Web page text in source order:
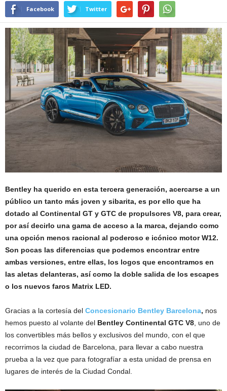
Facebook Twitter
Bentley ha querido en esta tercera generación, acercarse a un
público un tanto más joven y sibarita, es por ello que ha
dotado al Continental GT y GTC de propulsores V8, para crear,
por así decirlo una gama de acceso a la marca, dejando como
una opción menos racional al poderoso e icónico motor W12.
Son pocas las diferencias que podemos encontrar entre
ambas versiones, entre ellas, los logos que encontramos en
las aletas delanteras, así como la doble salida de los escapes
o los nuevos faros Matrix LED.
Gracias a la cortesía del Concesionario Bentley Barcelona, nos
hemos puesto al volante del Bentley Continental GTC V8 , uno de
los convertibles más bellos y exclusivos del mundo, con el que
recorrimos la ciudad de Barcelona, para llevar a cabo nuestra
prueba a la vez que para fotografíar a esta unidad de prensa en
lugares de interés de la Ciudad Condal.